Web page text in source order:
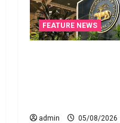
FEATURE NEWS
admin 05/08/2026